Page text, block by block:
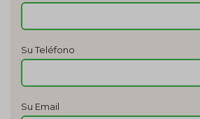
Su Teléfono
Su Email